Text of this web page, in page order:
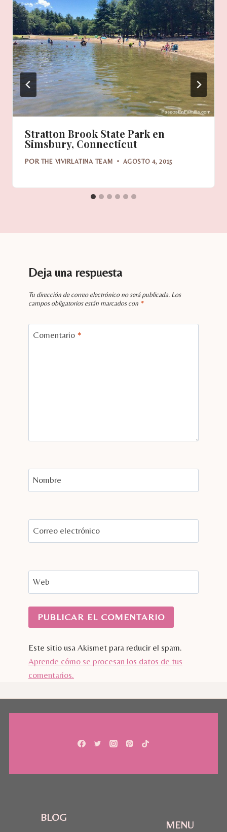
Stratton Brook State Park en
Simsbury, Connecticut
POR THE VIVIRLATINA TEAM AGOSTO 4, 2015
Deja una respuesta
Tu dirección de correo electrónico no será publicada. Los
campos obligatorios están marcados con *
Comentario *
Nombre
Correo electrónico
Web
Este sitio usa Akismet para reducir el spam.
Aprende cómo se procesan los datos de tus
comentarios.
BLOG
MENU